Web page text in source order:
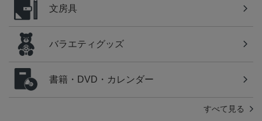
文房具
バラエティグッズ
書籍・DVD・カレンダー
すべて見る